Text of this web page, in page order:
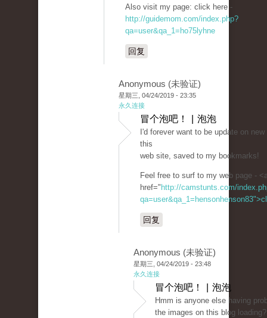
Also visit my page: click here -
http://guidemom.com/index.php?
qa=user&qa_1=ho75lyhne
回复
Anonymous (未验证)
星期三, 04/24/2019 - 23:35
永久连接
冒个泡吧！ | 泡泡
I'd forever want to be update on
this
web site, saved to my bookmarks!
Feel free to surf to my web page -
href=" http://camstunts.com/
回复
Anonymous (未验证)
星期三, 04/24/2019 - 23:48
永久连接
冒个泡吧！ | 泡泡
Hmm is anyone else having
the images on this blog loading?